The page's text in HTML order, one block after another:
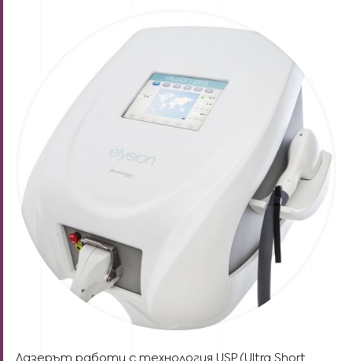
Лазерът работи с технология USP (Ultra Short